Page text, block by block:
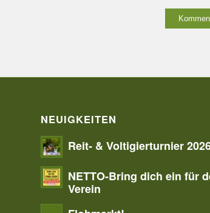
NEUIGKEITEN
Reit- & Voltigierturnier
NETTO-Bring dich ein für
Verein